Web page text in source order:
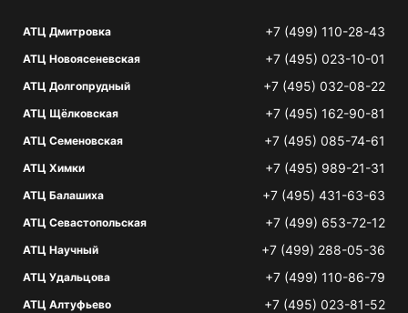
АТЦ Дмитровка +7 (499) 110-28-43
АТЦ Новоясеневская +7 (495) 023-10-01
АТЦ Долгопрудный +7 (495) 032-08-22
АТЦ Щёлковская +7 (495) 162-90-81
АТЦ Семеновская +7 (495) 085-74-61
АТЦ Химки +7 (495) 989-21-31
АТЦ Балашиха +7 (495) 431-63-63
АТЦ Севастопольская +7 (499) 653-72-12
АТЦ Научный +7 (499) 288-05-36
АТЦ Удальцова +7 (499) 110-86-79
АТЦ Алтуфьево +7 (495) 023-81-52